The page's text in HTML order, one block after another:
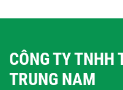
CÔNG TY TNHH
TRUNG NAM